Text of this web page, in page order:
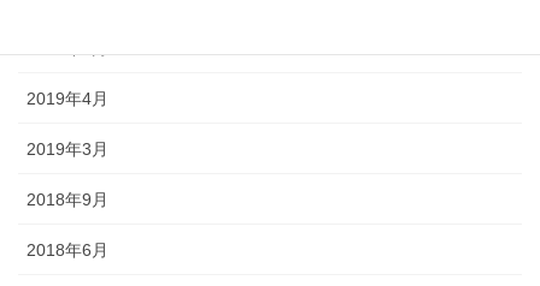
2019年4月
2019年3月
2018年9月
2018年6月